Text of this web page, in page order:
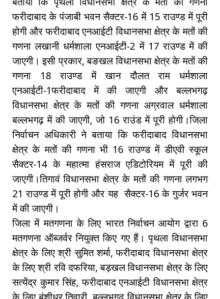
फरीदाबाद के पंजाबी भवन सैक्टर-16 में 15 राउण्ड में पूरी
होगी और फरीदाबाद एनआईटी विधानसभा क्षेत्र के मतों की
गणना लखानी धर्मशाला एनआईटी-2 में 17 राउण्ड में की
जाएगी। इसी प्रकार, बङखल विधानसभा क्षेत्र के मतों की
गणना 18 राउण्ड में खान दौलत राम धर्मशाला
एनआईटी-1फरीदाबाद में की जाएगी और बल्लभगढ़
विधानसभा क्षेत्र के मतों की गणना अग्रवाल धर्मशाला
बल्लभगढ़ में की जाएगी, जो 16 राउंड में पूरी होगी।जिला
निर्वाचन अधिकारी ने बताया कि फरीदाबाद विधानसभा
क्षेत्र के मतों की गणना भी 16 राउण्ड में डीएवी स्कूल
सैक्टर-14 के महात्मा हंसराज एडिटोरियम में पूरी की
जाएगी।तिगावं विधानसभा क्षेत्र के मतों की गणना लगभग
21 राउण्ड में पूरी होगी और यह सैक्टर-16 के गुर्जर भवन
में की जाएगी।
जिला में मतगणना के लिए भारत निर्वाचन आयोग द्वारा 6
मतगणना ऑब्जर्वर नियुक्त किए गए हैं। पृथला विधानसभा
क्षेत्र के लिए श्री सुमित शर्मा, फरीदाबाद विधानसभा क्षेत्र
के लिए श्री रवि दफरिया, बड़खल विधानसभा क्षेत्र के लिए
सत्येंद्र कुमार सिंह, फरीदाबाद एनआईटी विधानसभा क्षेत्र